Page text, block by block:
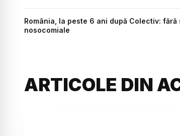
România, la peste 6 ani după Colectiv:
nosocomiale
ARTICOLE DIN